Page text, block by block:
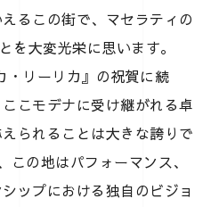
るこの街で、マセラティの
を大変光栄に思います。
・リーリカ』の祝賀に続
こモデナに受け継がれる卓
られることは大きな誇りで
の地はパフォーマンス、
ップにおける独自のビジョ